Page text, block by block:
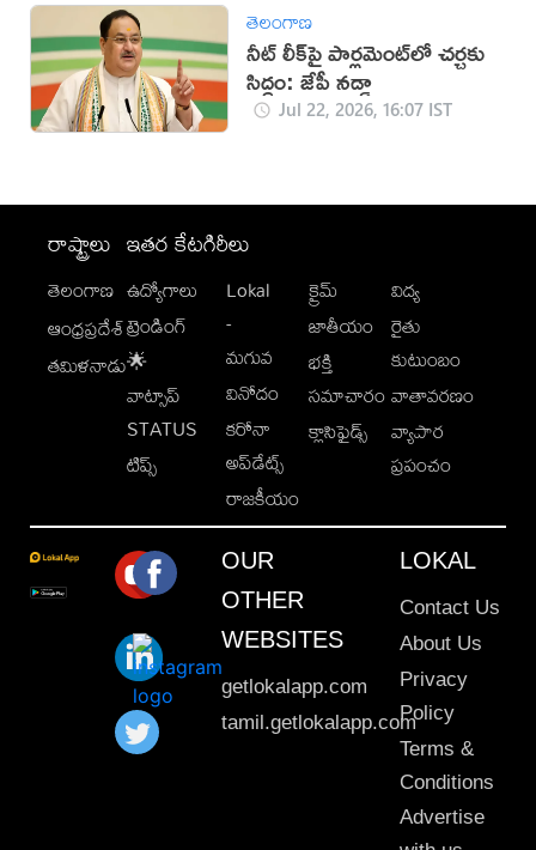
తెలంగాణ
నీట్ లీక్‌పై పార్లమెంట్‌లో చర్చకు
సిద్ధం: జేపీ నడ్డా
Jul 22, 2026, 16:07 IST
రాష్ట్రాలు
తెలంగాణ
ఆంధ్రప్రదేశ్
తమిళనాడు
ఇతర కేటగిరీలు
ఉద్యోగాలు
ట్రెండింగ్
🌟
వాట్సాప్
STATUS
టిప్స్
Lokal
-
మగువ
వినోదం
కరోనా
అప్‌డేట్స్
రాజకీయం
క్రైమ్
జాతీయం
భక్తి
సమాచారం
క్లాసిఫైడ్స్
విద్య
రైతు
కుటుంబం
వాతావరణం
వ్యాపార
ప్రపంచం
OUR
OTHER
WEBSITES
getlokalapp.com
tamil.getlokalapp.com
LOKAL
Contact Us
About Us
Privacy
Policy
Terms &
Conditions
Advertise